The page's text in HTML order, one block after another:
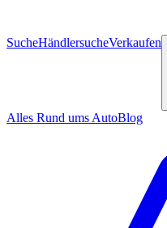
SucheHändlersucheVerkaufen
Alles Rund ums AutoBlog